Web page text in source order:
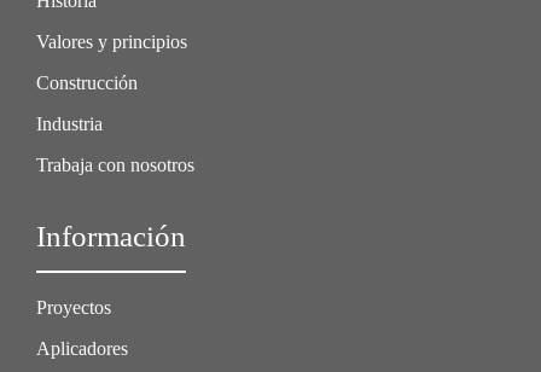
Valores y principios
Construcción
Industria
Trabaja con nosotros
Información
Proyectos
Aplicadores